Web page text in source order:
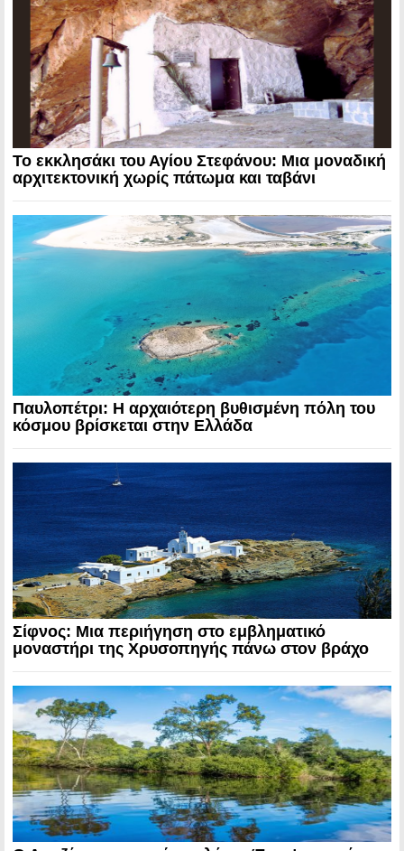
Το εκκλησάκι του Αγίου Στεφάνου: Μια μοναδική
αρχιτεκτονική χωρίς πάτωμα και ταβάνι
Παυλοπέτρι: Η αρχαιότερη βυθισμένη πόλη του
κόσμου βρίσκεται στην Ελλάδα
Σίφνος: Μια περιήγηση στο εμβληματικό
μοναστήρι της Χρυσοπηγής πάνω στον βράχο